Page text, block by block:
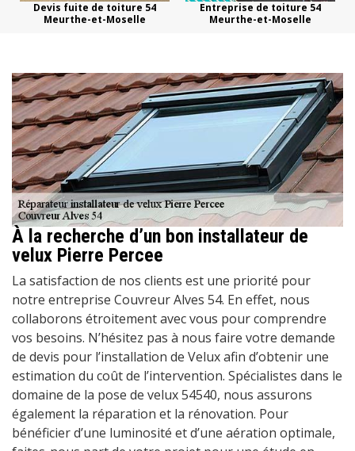
Devis fuite de toiture 54
Meurthe-et-Moselle
Entreprise de toiture 54
Meurthe-et-Moselle
À la recherche d’un bon installateur de
velux Pierre Percee
La satisfaction de nos clients est une priorité pour
notre entreprise Couvreur Alves 54. En effet, nous
collaborons étroitement avec vous pour comprendre
vos besoins. N’hésitez pas à nous faire votre demande
de devis pour l’installation de Velux afin d’obtenir une
estimation du coût de l’intervention. Spécialistes dans le
domaine de la pose de velux 54540, nous assurons
également la réparation et la rénovation. Pour
bénéficier d’une luminosité et d’une aération optimale,